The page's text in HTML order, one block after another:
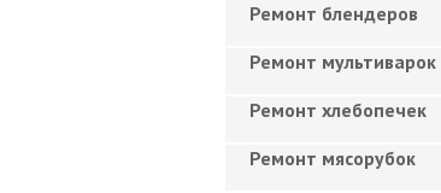
Ремонт блендеров
Ремонт мультиварок
Ремонт хлебопечек
Ремонт мясорубок